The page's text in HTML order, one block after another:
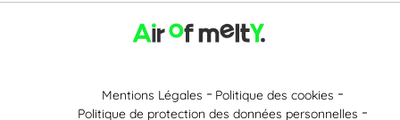
Mentions Légales
Politique des cookies
Politique de protection des données personnelles